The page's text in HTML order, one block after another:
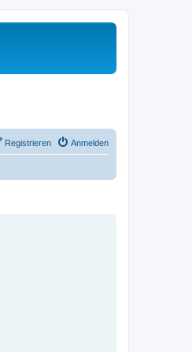
Anmelden
Registrieren